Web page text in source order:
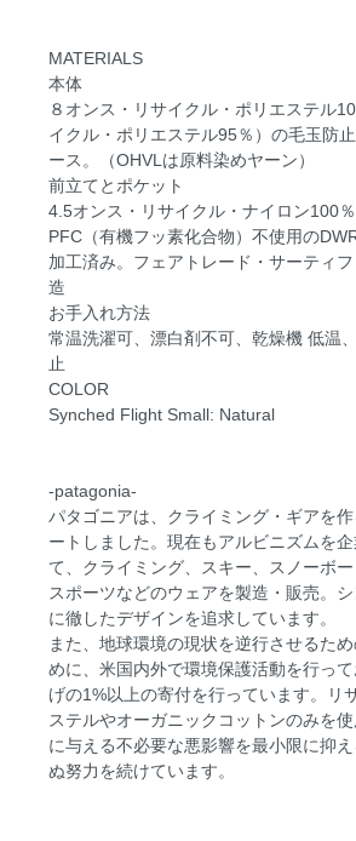
MATERIALS
本体
８オンス・リサイクル・ポリエステル
イクル・ポリエステル95％）の毛玉防
ース。（OHVLは原料染めヤーン）
前立てとポケット
4.5オンス・リサイクル・ナイロン100％
PFC（有機フッ素化合物）不使用の
加工済み。フェアトレード・サーティ
造
お手入れ方法
常温洗濯可、漂白剤不可、乾燥機 低温
止
COLOR
Synched Flight Small: Natural
-patagonia-
パタゴニアは、クライミング・ギアを
ートしました。現在もアルビニズムを
て、クライミング、スキー、スノーボー
スポーツなどのウェアを製造・販売。
に徹したデザインを追求しています。
また、地球環境の現状を逆行させるた
めに、米国内外で環境保護活動を行っ
げの1%以上の寄付を行っています。リ
ステルやオーガニックコットンのみを
に与える不必要な悪影響を最小限に抑
ぬ努力を続けています。